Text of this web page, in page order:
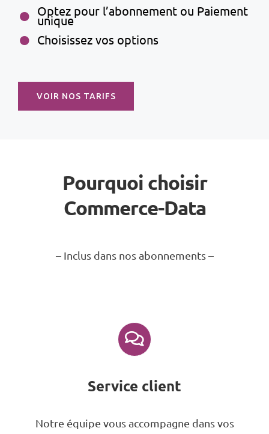
Optez pour l’abonnement ou Paiement
unique
Choisissez vos options
VOIR NOS TARIFS
Pourquoi choisir
Commerce-Data
– Inclus dans nos abonnements –
Service client
Notre équipe vous accompagne dans vos